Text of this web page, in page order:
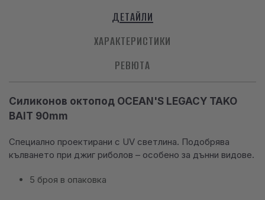
ДЕТАЙЛИ
ХАРАКТЕРИСТИКИ
РЕВЮТА
Силиконов октопод OCEAN'S LEGACY TAKO
BAIT 90mm
Специално проектирани с UV светлина. Подобрява
кълването при джиг риболов – особено за дънни видове.
5 броя в опаковка